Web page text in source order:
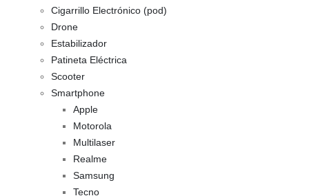
Cigarrillo Electrónico (pod)
Drone
Estabilizador
Patineta Eléctrica
Scooter
Smartphone
Apple
Motorola
Multilaser
Realme
Samsung
Tecno